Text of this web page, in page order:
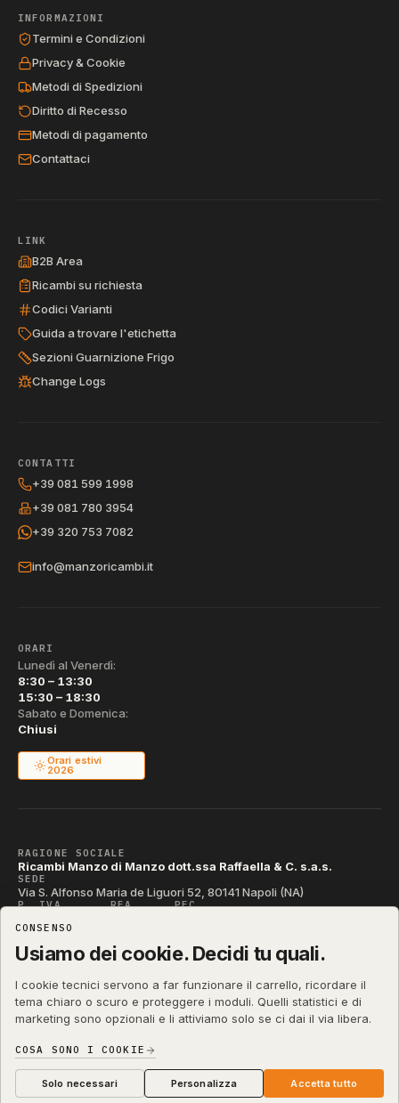
INFORMAZIONI
Termini e Condizioni
Privacy & Cookie
Metodi di Spedizioni
Diritto di Recesso
Metodi di pagamento
Contattaci
LINK
B2B Area
Ricambi su richiesta
Codici Varianti
Guida a trovare l'etichetta
Sezioni Guarnizione Frigo
Change Logs
CONTATTI
+39 081 599 1998
+39 081 780 3954
+39 320 753 7082
info@manzoricambi.it
ORARI
Lunedì al Venerdì:
8:30 – 13:30
15:30 – 18:30
Sabato e Domenica:
Chiusi
Orari estivi
2026
RAGIONE SOCIALE
Ricambi Manzo di Manzo dott.ssa Raffaella & C. s.a.s.
SEDE
Via S. Alfonso Maria de Liguori 52, 80141 Napoli (NA)
P. IVA REA PEC
CODICE SDI
T04ZHR3
shop.manzoricambi.it
Stefano Russo
Privacy & Cookie·Termini
Preferenze cookie
CONSENSO
Usiamo dei cookie. Decidi tu quali.
I cookie tecnici servono a far funzionare il carrello, ricordare il
tema chiaro o scuro e proteggere i moduli. Quelli statistici e di
marketing sono opzionali e li attiviamo solo se ci dai il via libera.
COSA SONO I COOKIE
Solo necessari Personalizza Accetta tutto